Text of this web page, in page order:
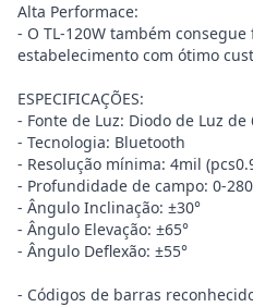
Alta Performace:
- O TL-120W também
estabelecimento com ótimo
ESPECIFICAÇÕES:
- Fonte de Luz: Diodo de Luz de
- Tecnologia: Bluetooth
- Resolução mínima: 4mil
- Profundidade de campo: 0-
- Ângulo Inclinação: ±30°
- Ângulo Elevação: ±65°
- Ângulo Deflexão: ±55°
- Códigos de barras